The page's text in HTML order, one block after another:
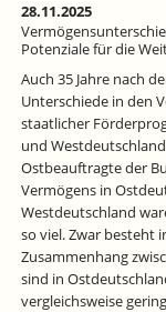
28.11.2025
Potenziale für die
Auch 35 Jahre nach
Unterschiede in den
staatlicher
und
Ostbeauftragte der
Vermögens in
Westdeutschland
so viel. Zwar besteht
Zusammenhang
sind in
vergleichsweise